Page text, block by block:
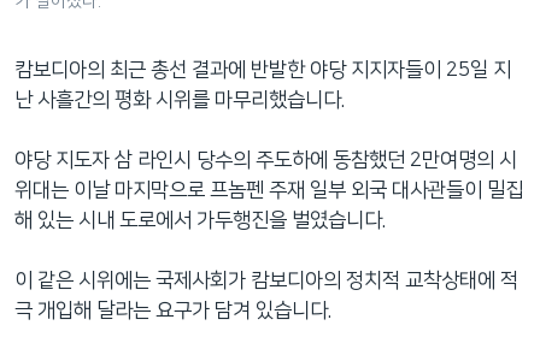
션
으
이
동
검
으
로
캄보디아의 최근 총선 결과에 반발한 야당 지지자들이 25일 지
난 사흘간의 평화 시위를 마무리했습니다.
야당 지도자 삼 라인시 당수의 주도하에 동참했던 2만여명의 시
위대는 이날 마지막으로 프놈펜 주재 일부 외국 대사관들이 밀집
해 있는 시내 도로에서 가두행진을 벌였습니다.
이 같은 시위에는 국제사회가 캄보디아의 정치적 교착상태에 적
극 개입해 달라는 요구가 담겨 있습니다.